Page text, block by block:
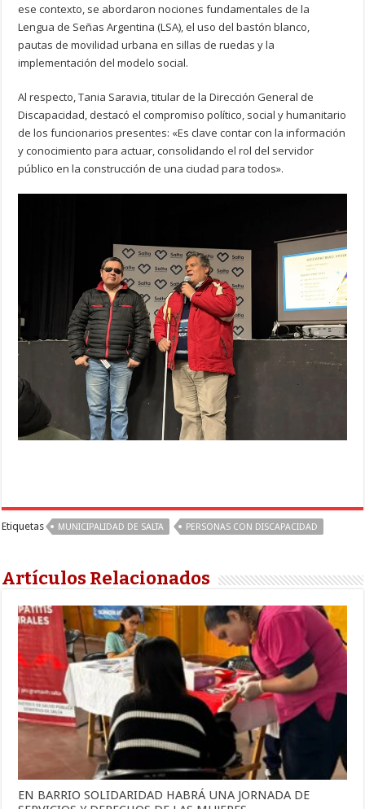
ese contexto, se abordaron nociones fundamentales de la
Lengua de Señas Argentina (LSA), el uso del bastón blanco,
pautas de movilidad urbana en sillas de ruedas y la
implementación del modelo social.
Al respecto, Tania Saravia, titular de la Dirección General de
Discapacidad, destacó el compromiso político, social y humanitario
de los funcionarios presentes: «Es clave contar con la información
y conocimiento para actuar, consolidando el rol del servidor
público en la construcción de una ciudad para todos».
Etiquetas MUNICIPALIDAD DE SALTA PERSONAS CON DISCAPACIDAD
Artículos Relacionados
EN BARRIO SOLIDARIDAD HABRÁ UNA JORNADA DE